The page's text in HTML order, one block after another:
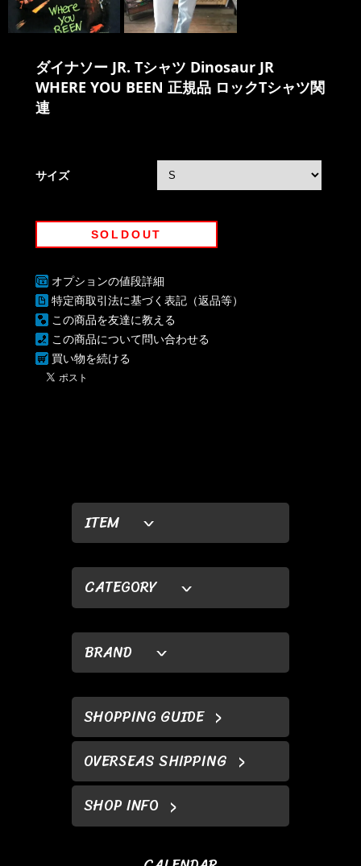
ITEM
CATEGORY
BRAND
SHOPPING GUIDE
OVERSEAS SHIPPING
SHOP INFO
ダイナソー JR. Tシャツ Dinosaur JR
WHERE YOU BEEN 正規品 ロックTシャツ関
連
サイズ
SOLDOUT
オプションの値段詳細
特定商取引法に基づく表記（返品等）
この商品を友達に教える
この商品について問い合わせる
買い物を続ける